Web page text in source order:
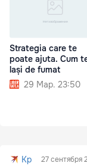
Strategia care te
poate ajuta. Cum
lași de fumat
29 Мар. 23:50
Kp 27 сентября